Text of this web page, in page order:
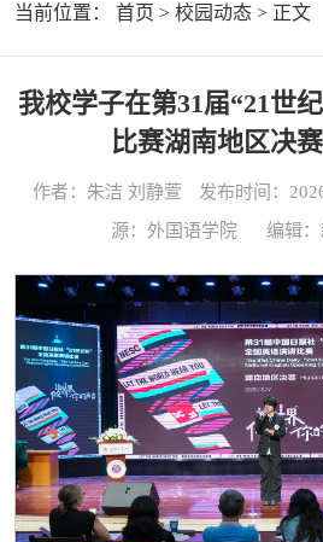
当前位置： 首页 > 校园动态 > 正文
我校学子在第31届“21世
比赛湖南地区决
作者：朱洁 刘静萱 发布时间：
源：外国语学院
编辑